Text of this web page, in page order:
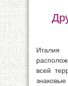
всей